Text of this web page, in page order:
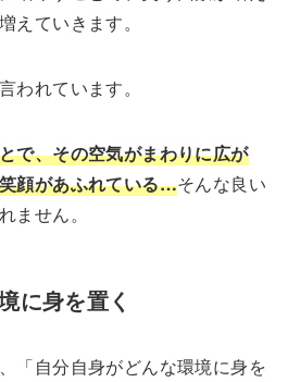
えていきます。
われています。
で、その空気がまわりに広が
顔があふれている…そんな良い
ません。
に身を置く
「自分自身がどんな環境に身を